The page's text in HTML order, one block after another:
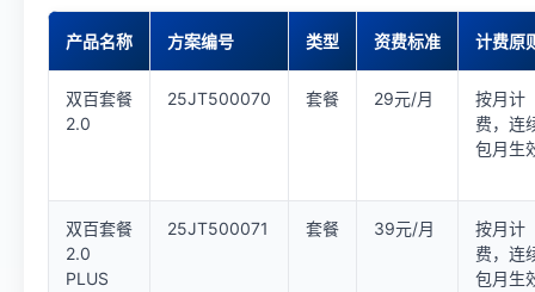
产品名称 方案编号 类型 资费标准 计费原
双百套餐
2.0
25JT500070 套餐 29元/月
按月计
费，连
包月生
双百套餐
2.0
PLUS
25JT500071 套餐 39元/月
按月计
费，连
包月生